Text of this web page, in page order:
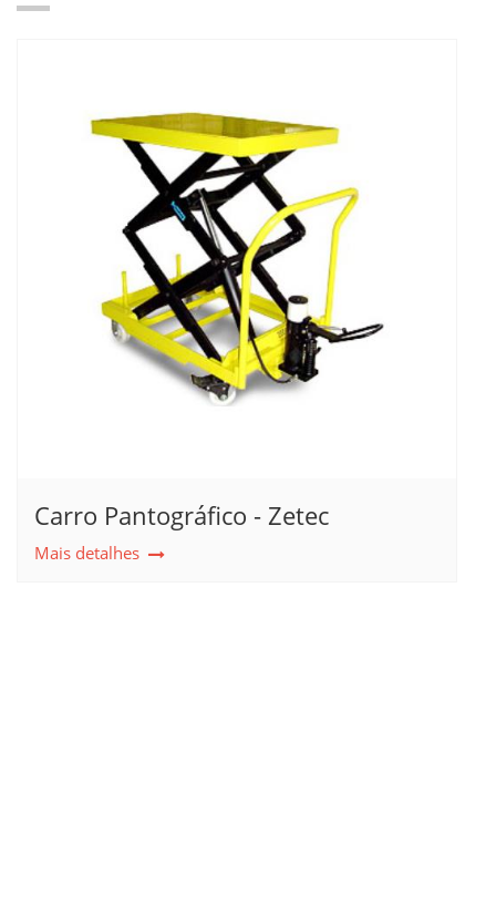
Carro Pantográfico - Zetec
Mais detalhes